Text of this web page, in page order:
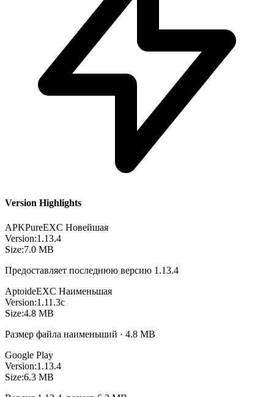
Version Highlights
APKPureEXC Новейшая
Version:1.13.4
Size:7.0 MB
Предоставляет последнюю версию 1.13.4
AptoideEXC Наименьшая
Version:1.11.3c
Size:4.8 MB
Размер файла наименьший · 4.8 MB
Google Play
Version:1.13.4
Size:6.3 MB